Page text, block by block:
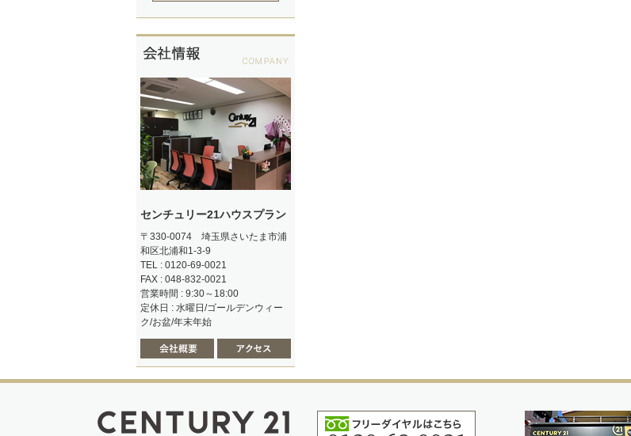
センチュリー21ハウスプラン
〒330-0074 埼玉県さいたま市浦
和区北浦和1-3-9
TEL : 0120-69-0021
FAX : 048-832-0021
営業時間 : 9:30～18:00
定休日 : 水曜日/ゴールデンウィー
ク/お盆/年末年始